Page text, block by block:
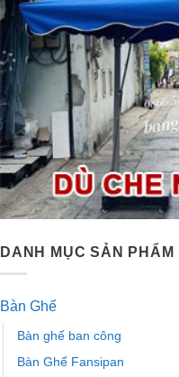
DANH MỤC SẢN PHẨM
Bàn Ghế
Bàn ghế ban công
Bàn Ghế Fansipan